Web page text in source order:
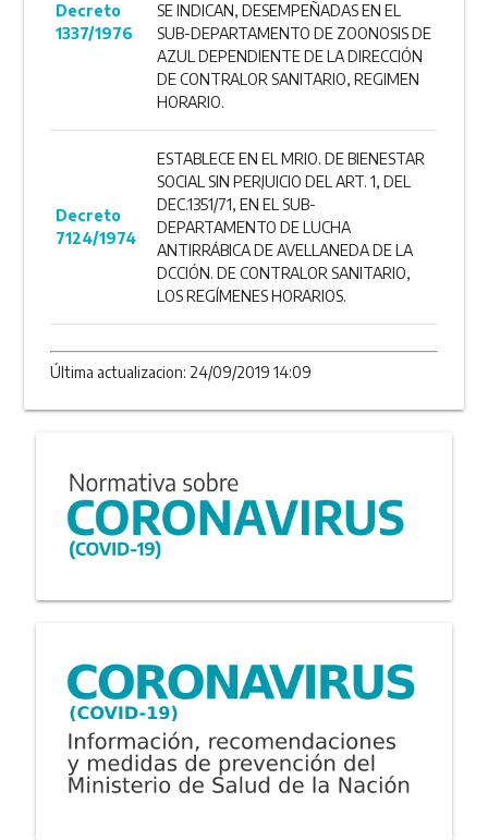
Decreto
1337/1976
SE INDICAN, DESEMPEÑADAS EN EL
SUB-DEPARTAMENTO DE ZOONOSIS DE
AZUL DEPENDIENTE ­DE LA DIRECCIÓN
DE CONTRALOR SANITARIO, REGIMEN
HORARIO.
Decreto
7124/1974
ESTABLECE EN EL MRIO. DE BIENESTAR
SOCIAL SIN PERJUICIO DEL ART. ­1, DEL
DEC.1351/71, EN EL SUB-
DEPARTAMENTO DE LUCHA
ANTIRRÁBICA DE AVELLANEDA DE LA
DCCIÓN. DE CONTRALOR SANITARIO,
LOS REGÍMENES HORARIOS.
Última actualizacion: 24/09/2019 14:09